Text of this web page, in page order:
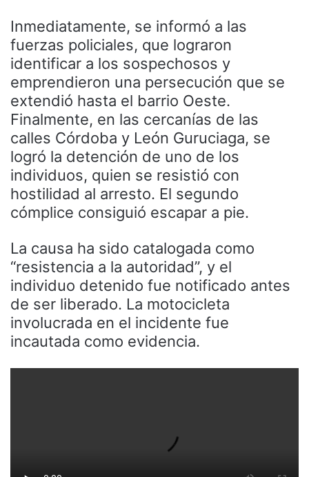
Inmediatamente, se informó a las
fuerzas policiales, que lograron
identificar a los sospechosos y
emprendieron una persecución que se
extendió hasta el barrio Oeste.
Finalmente, en las cercanías de las
calles Córdoba y León Guruciaga, se
logró la detención de uno de los
individuos, quien se resistió con
hostilidad al arresto. El segundo
cómplice consiguió escapar a pie.
La causa ha sido catalogada como
“resistencia a la autoridad”, y el
individuo detenido fue notificado antes
de ser liberado. La motocicleta
involucrada en el incidente fue
incautada como evidencia.